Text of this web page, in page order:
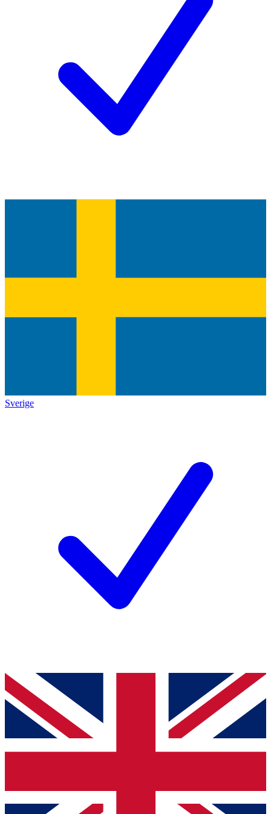
Sverige